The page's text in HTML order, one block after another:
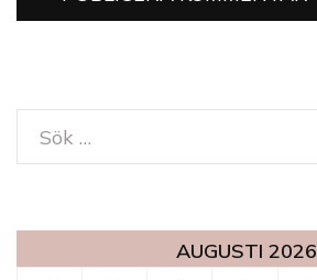
Sök
efter:
AUGUSTI 2026